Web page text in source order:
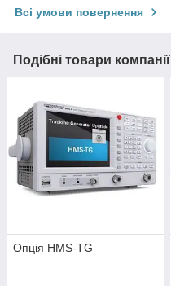
Всі умови повернення
Подібні товари компанії
Опція HMS-TG